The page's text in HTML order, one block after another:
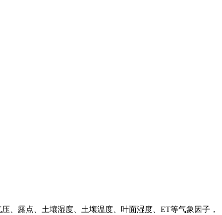
、露点、土壤湿度、土壤温度、叶面湿度、ET等气象因子，